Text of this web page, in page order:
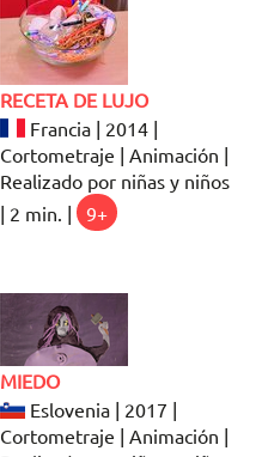
RECETA DE LUJO
Francia | 2014 |
Cortometraje | Animación |
Realizado por niñas y niños
| 2 min. |
9+
MIEDO
Eslovenia | 2017 |
Cortometraje | Animación |